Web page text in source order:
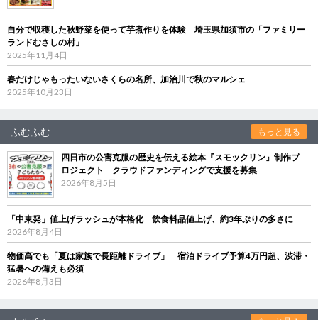
自分で収穫した秋野菜を使って芋煮作りを体験 埼玉県加須市の「ファミリー
ランドむさしの村」
2025年11月4日
春だけじゃもったいないさくらの名所、加治川で秋のマルシェ
2025年10月23日
ふむふむ もっと見る
四日市の公害克服の歴史を伝える絵本『スモックリン』制作プ
ロジェクト クラウドファンディングで支援を募集
2026年8月5日
「中東発」値上げラッシュが本格化 飲食料品値上げ、約3年ぶりの多さに
2026年8月4日
物価高でも「夏は家族で長距離ドライブ」 宿泊ドライブ予算4万円超、渋滞・
猛暑への備えも必須
2026年8月3日